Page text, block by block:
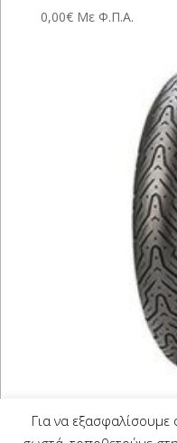
0,00€ Με Φ.Π.Α.
PIRELLI
110/70-12
Για να εξασφαλίσουμε